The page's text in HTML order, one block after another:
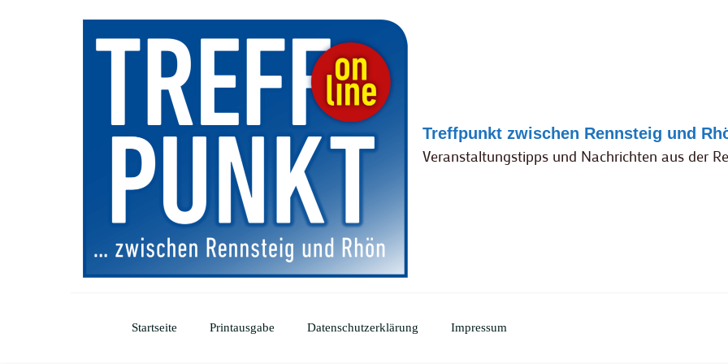
Treffpunkt zwischen Rennsteig und
Veranstaltungstipps und Nachrichten aus der
Startseite Printausgabe Datenschutzerklärung Impressum